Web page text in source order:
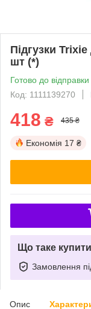
Підгузки
шт (*)
Готово до відправки
Код: 1111139270
418 ₴ 435 ₴
Економія 17 ₴
Що таке
Замовлення
Опис